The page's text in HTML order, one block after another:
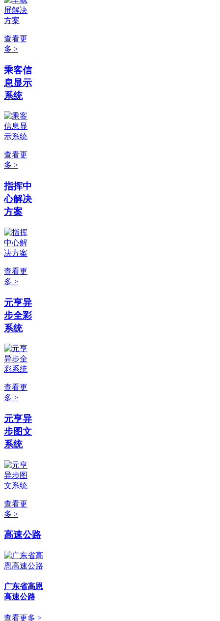
查看更
多 >
乘客信
息显示
系统
查看更
多 >
指挥中
心解决
方案
查看更
多 >
元亨异
步全彩
系统
查看更
多 >
元亨异
步图文
系统
查看更
多 >
高速公路
广东省高恩
高速公路
查看更多 >